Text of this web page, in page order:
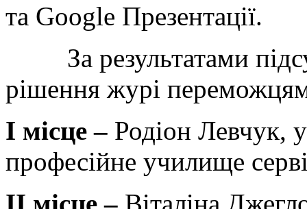
та Google Презентації.
За результатами
рішення журі
І місце – Родіон Левчук,
професійне училище
ІІ місце – Віталіна